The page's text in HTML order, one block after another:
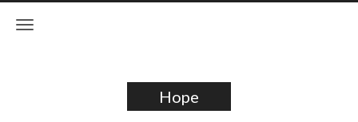
Hope